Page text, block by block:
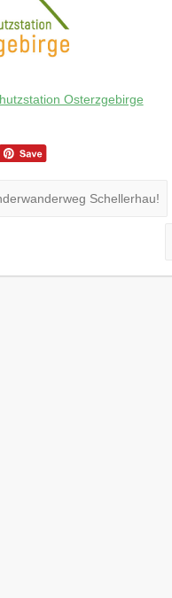
Osterzgebirge
Schellerhau!